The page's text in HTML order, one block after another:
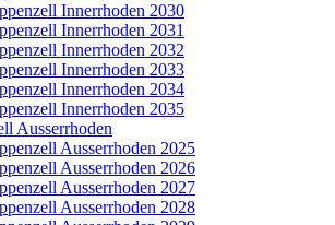
Innerrhoden 2030
Innerrhoden 2031
Innerrhoden 2032
Innerrhoden 2033
Innerrhoden 2034
Innerrhoden 2035
Ausserrhoden
Ausserrhoden 2025
Ausserrhoden 2026
Ausserrhoden 2027
Ausserrhoden 2028